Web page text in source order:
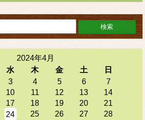
2024年4月
水 木 金 土
日
3 4 5 6
7
10 11 12 13
14
17 18 19 20
21
24 25 26 27
28